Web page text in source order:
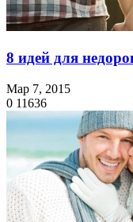
8 идей для
Мар 7, 2015
0 11636